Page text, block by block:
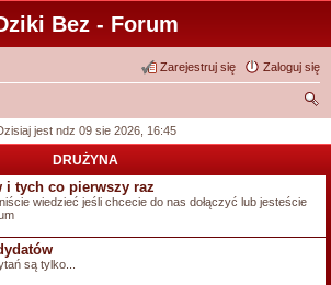
Bez - Forum
Zaloguj się
Zarejestruj się
jest ndz 09 sie 2026, 16:45
DRUŻYNA
i tych co pierwszy raz
wiedzieć jeśli chcecie do nas dołączyć lub jesteście
są tylko...